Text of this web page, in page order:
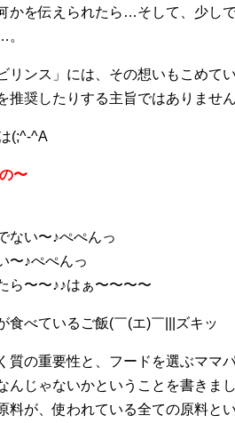
かを伝えられたら…そして、少し
。
リンス」には、その想いもこめ
推奨したりする主旨ではありませ
(;^-^A
〜
ない〜♪ぺぺんっ
〜♪ぺぺんっ
ら〜〜♪♪はぁ〜〜〜〜
食べているご飯(￣(エ)￣|||ズキッ
質の重要性と、フードを選ぶママ
んじゃないかということを書きま
料が、使われている全ての原料と